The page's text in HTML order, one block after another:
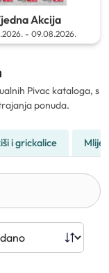
Akcija
- 09.08.2026.
Pivac kataloga, s
ponuda.
i grickalice